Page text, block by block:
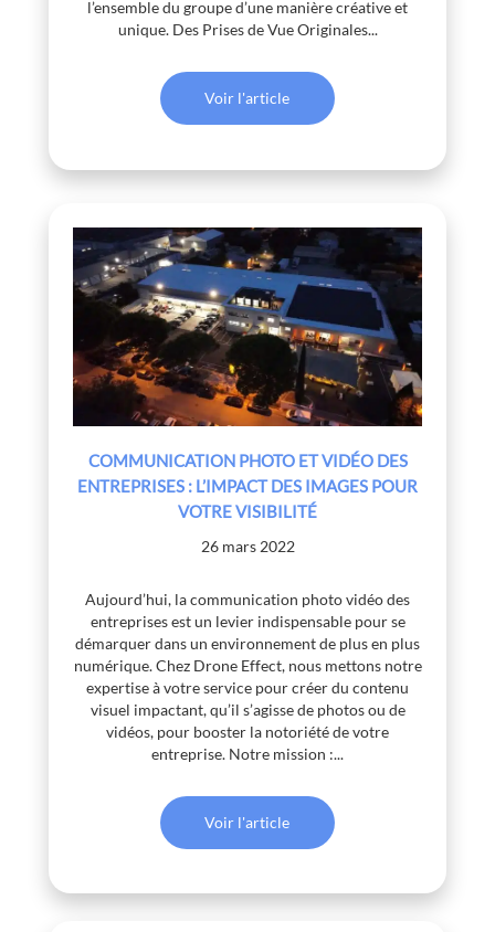
l’ensemble du groupe d’une manière créative et
unique. Des Prises de Vue Originales...
Voir l'article
COMMUNICATION PHOTO ET VIDÉO DES
ENTREPRISES : L’IMPACT DES IMAGES POUR
VOTRE VISIBILITÉ
26 mars 2022
Aujourd’hui, la communication photo vidéo des
entreprises est un levier indispensable pour se
démarquer dans un environnement de plus en plus
numérique. Chez Drone Effect, nous mettons notre
expertise à votre service pour créer du contenu
visuel impactant, qu’il s’agisse de photos ou de
vidéos, pour booster la notoriété de votre
entreprise. Notre mission :...
Voir l'article